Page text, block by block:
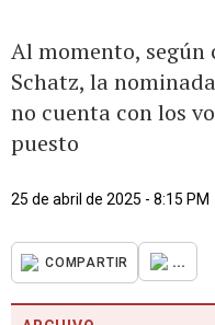
Al momento, según
Schatz, la
no cuenta con los
puesto
25 de abril de 2025 - 8:15 PM
COMPARTIR ...